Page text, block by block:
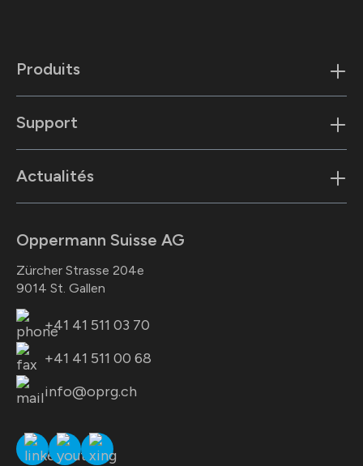
Oppermann Suisse AG
Zürcher Strasse 204e
9014 St. Gallen
+41 41 511 03 70
+41 41 511 00 68
info@oprg.ch
Produits
Support
Actualités